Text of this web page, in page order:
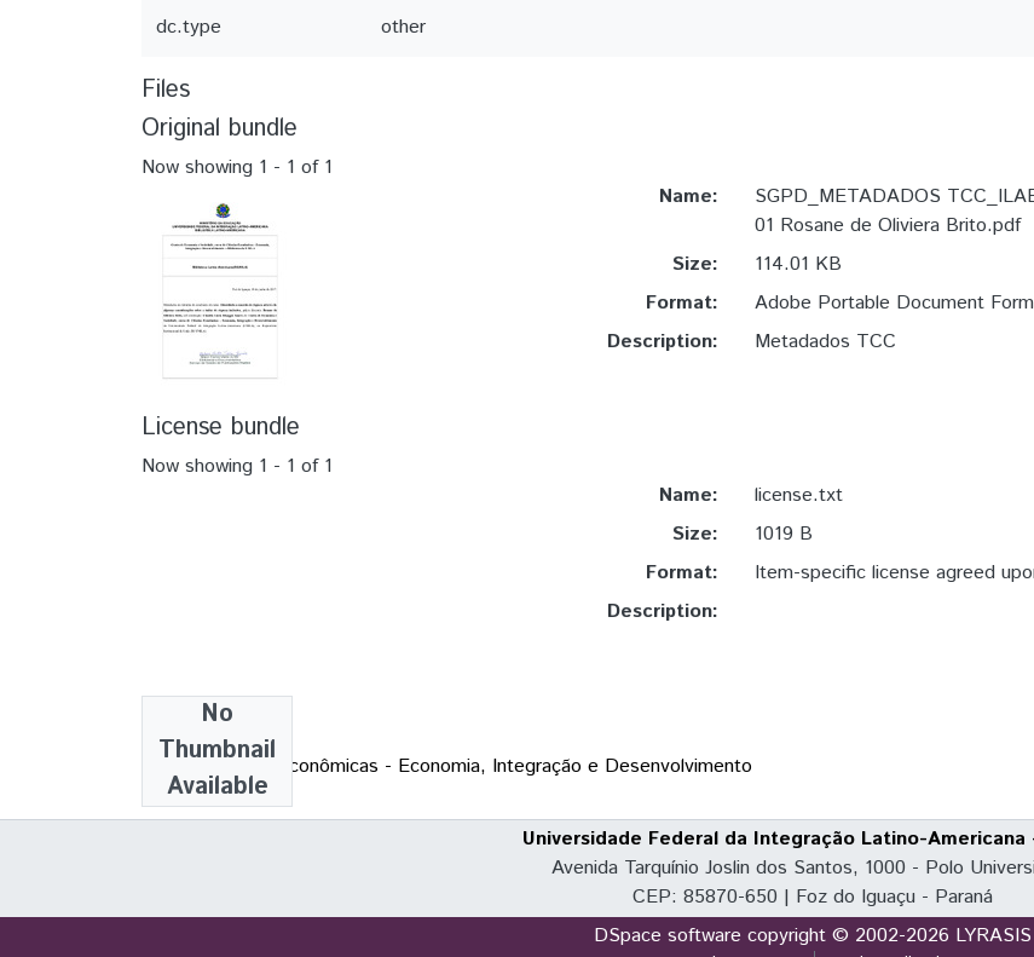
dc.type other
Files
Original bundle
Now showing 1 - 1 of 1
Name:
SGPD_METADADOS
01 Rosane de Oliviera Brito.pdf
Size:
114.01 KB
Format:
Adobe Portable Document
Description:
Metadados TCC
License bundle
Now showing 1 - 1 of 1
No
Thumbnail
Available
Name:
license.txt
Size:
1019 B
Format:
Item-specific license agreed
Description:
Collections
TCC - Ciências Econômicas - Economia, Integração e Desenvolvimento
Universidade Federal da Integração Latino-Americana
Avenida Tarquínio Joslin dos Santos, 1000 - Polo
CEP: 85870-650 | Foz do Iguaçu - Paraná
DSpace software copyright © 2002-2026 LYRASIS